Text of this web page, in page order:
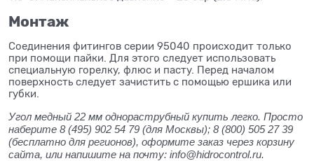
Монтаж
Соединения фитингов серии 95040 происходит только
при помощи пайки. Для этого следует использовать
специальную горелку, флюс и пасту. Перед началом
поверхность следует зачистить с помощью ершика или
губки.
Угол медный 22 мм однораструбный купить легко. Просто
наберите 8 (495) 902 54 79 (для Москвы); 8 (800) 505 27 39
(бесплатно для регионов), оформите заказ через корзину
сайта, или напишите на почту: info@hidrocontrol.ru.